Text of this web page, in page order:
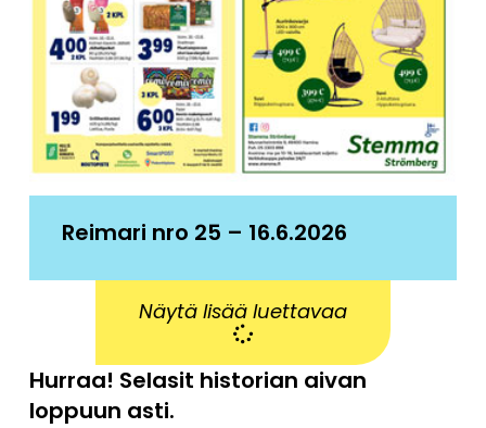
Reimari nro 25 – 16.6.2026
Näytä lisää luettavaa
Hurraa! Selasit historian aivan
loppuun asti.